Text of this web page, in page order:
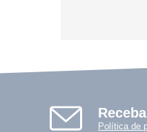
Política de